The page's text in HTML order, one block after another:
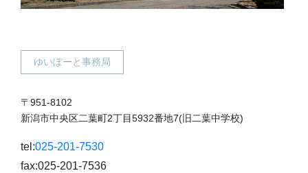
ゆいぽーと事務局
〒951-8102
新潟市中央区二葉町2丁目5932番地7(旧二葉中学校)
tel:025-201-7530
fax:025-201-7536